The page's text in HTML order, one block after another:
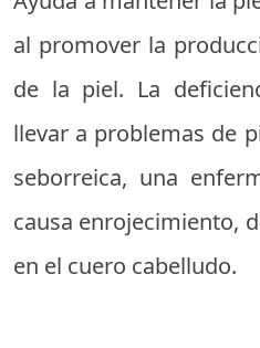
al promover la
de la piel. La
llevar a problemas de
seborreica, una
causa enrojecimiento,
en el cuero cabelludo.